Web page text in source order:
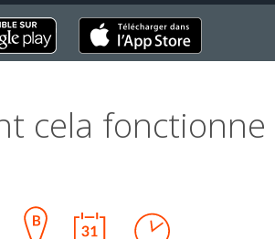
cela fonctionne